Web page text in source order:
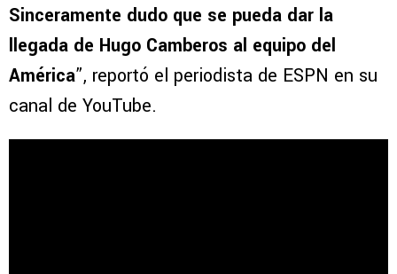
Sinceramente dudo que se pueda dar la
llegada de Hugo Camberos al equipo del
América”, reportó el periodista de ESPN en su
canal de YouTube.